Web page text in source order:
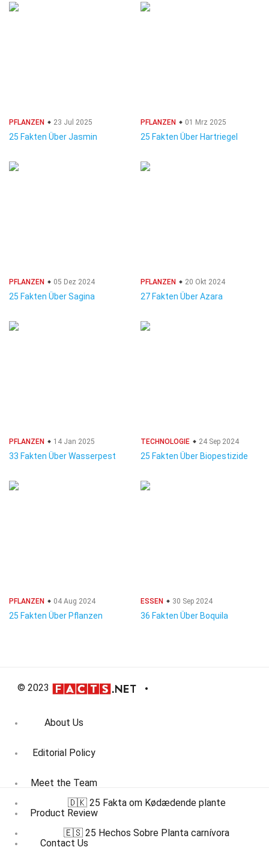
PFLANZEN 23 Jul 2025
25 Fakten Über Jasmin
PFLANZEN 01 Mrz 2025
25 Fakten Über Hartriegel
PFLANZEN 05 Dez 2024
25 Fakten Über Sagina
PFLANZEN 20 Okt 2024
27 Fakten Über Azara
PFLANZEN 14 Jan 2025
33 Fakten Über Wasserpest
TECHNOLOGIE 24 Sep 2024
25 Fakten Über Biopestizide
PFLANZEN 04 Aug 2024
25 Fakten Über Pflanzen
ESSEN 30 Sep 2024
36 Fakten Über Boquila
© 2023
About Us
Editorial Policy
Meet the Team
Product Review
Contact Us
🇩🇰 25 Fakta om Kødædende plante
🇪🇸 25 Hechos Sobre Planta carnívora